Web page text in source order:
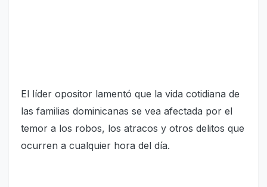
El líder opositor lamentó que la vida cotidiana de
las familias dominicanas se vea afectada por el
temor a los robos, los atracos y otros delitos que
ocurren a cualquier hora del día.